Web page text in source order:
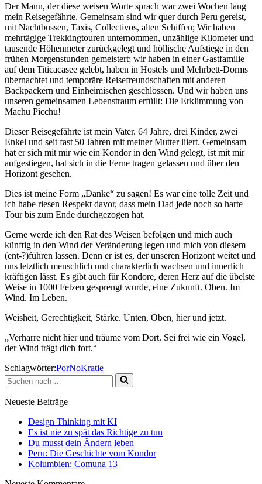
Der Mann, der diese weisen Worte sprach war zwei Wochen lang
mein Reisegefährte. Gemeinsam sind wir quer durch Peru gereist,
mit Nachtbussen, Taxis, Collectivos, alten Schiffen; Wir haben
mehrtägige Trekkingtouren unternommen, unzählige Kilometer und
tausende Höhenmeter zurückgelegt und höllische Aufstiege in den
frühen Morgenstunden gemeistert; wir haben in einer Gastfamilie
auf dem Titicacasee gelebt, haben in Hostels und Mehrbett-Dorms
übernachtet und temporäre Reisefreundschaften mit anderen
Backpackern und Einheimischen geschlossen. Und wir haben uns
unseren gemeinsamen Lebenstraum erfüllt: Die Erklimmung von
Machu Picchu!
Dieser Reisegefährte ist mein Vater. 64 Jahre, drei Kinder, zwei
Enkel und seit fast 50 Jahren mit meiner Mutter liiert. Gemeinsam
hat er sich mit mir wie ein Kondor in den Wind gelegt, ist mit mir
aufgestiegen, hat sich in die Ferne tragen gelassen und über den
Horizont gesehen.
Dies ist meine Form „Danke“ zu sagen! Es war eine tolle Zeit und
ich habe riesen Respekt davor, dass mein Dad jede noch so harte
Tour bis zum Ende durchgezogen hat.
Gerne werde ich den Rat des Weisen befolgen und mich auch
künftig in den Wind der Veränderung legen und mich von diesem
(ent-?)führen lassen. Denn er ist es, der unseren Horizont weitet und
uns letztlich menschlich und charakterlich wachsen und innerlich
kräftigen lässt. Es gibt auch für Kondore, deren Herz auf die übelste
Weise in 1000 Fetzen gesprengt wurde, eine Zukunft. Oben. Im
Wind. Im Leben.
Weisheit, Gerechtigkeit, Stärke. Unten, Oben, hier und jetzt.
„Verharre nicht hier und träume vom Dort. Sei frei wie ein Vogel,
der Wind trägt dich fort.“
Schlagwörter:PorNoKratie
Suchen
nach …
Neueste Beiträge
Design Thinking mit KI
Es ist nie zu spät das Richtige zu tun
Du musst dein Ändern leben
Peru: Die Geschichte vom Kondor
Kolumbien: Comuna 13